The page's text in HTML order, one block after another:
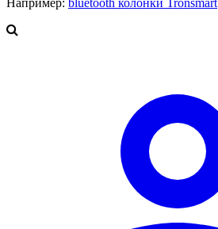
Например: bluetooth колонки Tronsmart